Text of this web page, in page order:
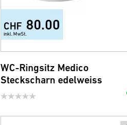
CHF 80.00
inkl. MwSt.
WC-Ringsitz Medico
Steckscharn edelweiss